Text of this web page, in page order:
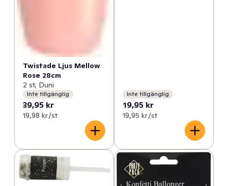
Twistade Ljus Mellow
Rose 28cm
2 st, Duni
Inte tillgänglig
39,95 kr
19,98 kr /st
Inte tillgänglig
19,95 kr
19,95 kr /st